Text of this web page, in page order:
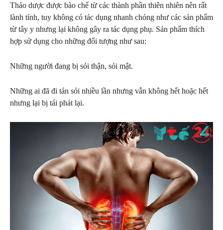
Thảo dược được bào chế từ các thành phần thiên nhiên nên rất
lành tính, tuy không có tác dụng nhanh chóng như các sản phẩm
từ tây y nhưng lại không gây ra tác dụng phụ. Sản phẩm thích
hợp sử dụng cho những đối tượng như sau:
Những người đang bị sỏi thận, sỏi mật.
Những ai đã đi tán sỏi nhiều lần nhưng vẫn không hết hoặc hết
nhưng lại bị tái phát lại.